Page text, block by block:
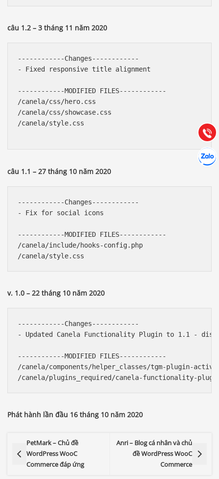
câu 1.2 – 3 tháng 11 năm 2020
------------Changes------------
- Fixed responsive title alignment
------------MODIFIED FILES------------
/canela/css/hero.css
/canela/css/showcase.css
/canela/style.css
câu 1.1 – 27 tháng 10 năm 2020
------------Changes------------
- Fix for social icons
------------MODIFIED FILES------------
/canela/include/hooks-config.php
v. 1.0 – 22 tháng 10 năm 2020
------------Changes------------
- Updated Canela Functionality Plugin to 1.1 -
------------MODIFIED FILES------------
/canela/components/helper_classes/tgm-plugin-
Phát hành lần đầu 16 tháng 10 năm 2020
PetMark – Chủ đề
WordPress WooC
Commerce đáp ứng
Anri – Blog cá nhân và chủ
đề WordPress WooC
Commerce
Gọi
Báo giá & Đặt hàng:
(028) 22.166.144
Chát
Hợp tác